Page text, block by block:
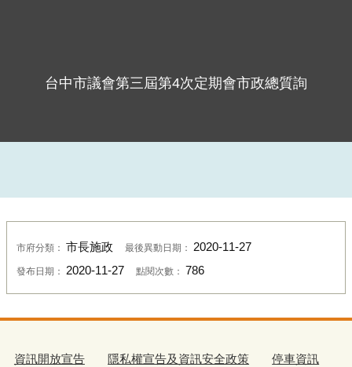
台中市議會第三屆第4次定期會市政總質詢
市府分類： 市長施政 最後異動日期： 2020-11-27
發布日期： 2020-11-27 點閱次數： 786
資訊開放宣告 隱私權宣告及資訊安全政策 停車資訊